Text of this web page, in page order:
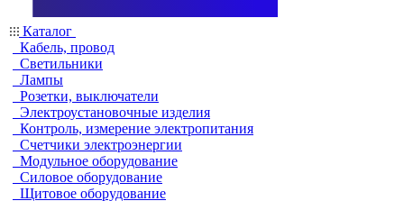
Каталог
Кабель, провод
Светильники
Лампы
Розетки, выключатели
Электроустановочные изделия
Контроль, измерение электропитания
Счетчики электроэнергии
Модульное оборудование
Силовое оборудование
Щитовое оборудование